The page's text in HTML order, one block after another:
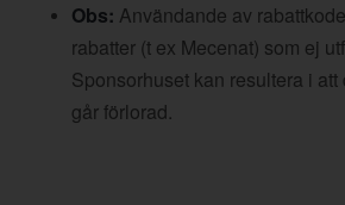
Obs: Användande av
rabatter (t ex Mecenat) som ej
Sponsorhuset kan resultera i
går förlorad.